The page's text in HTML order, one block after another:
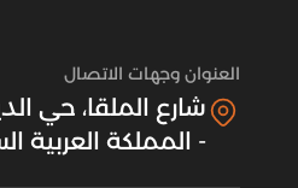
العنوان وجهات الاتصال
شارع الملقا، حي
- المملكة العربية